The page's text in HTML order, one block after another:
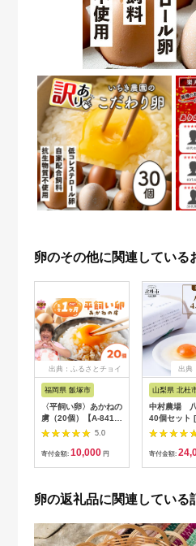
卵のその他に関連している
出典：ふるさとチョイ
福岡県 飯塚市
〈平飼い卵〉あかねの
虜（20個）【A-841】
卵 たまご 平飼い卵 平
飼い たまごかけ TKG
卵焼き オムレツ 卵か
5.0
寄付金額: 10,000 円
出典
山梨県 北杜
中村農場
40個セット
寄付金額:
卵の返礼品に関連している